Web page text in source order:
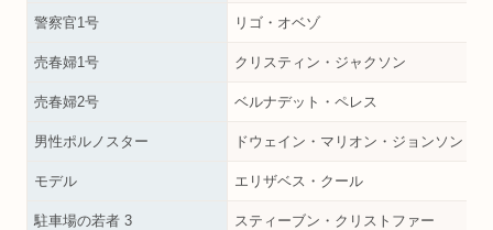
警察官1号 リゴ・オベゾ
売春婦1号 クリスティン・ジャクソン
売春婦2号 ベルナデット・ペレス
男性ポルノスター ドウェイン・マリオン・ジョンソン
モデル エリザベス・クール
駐車場の若者 3 スティーブン・クリストファー